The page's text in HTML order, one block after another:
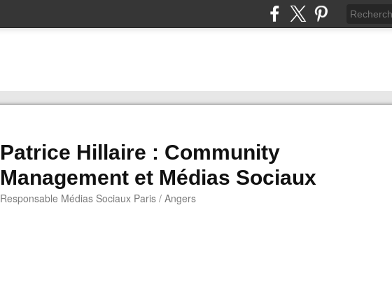
Patrice Hillaire : Community
Management et Médias Sociaux
Responsable Médias Sociaux Paris / Angers